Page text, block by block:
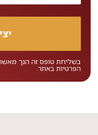
בשליחת טופס זה הנך
הפרטיות באתר.